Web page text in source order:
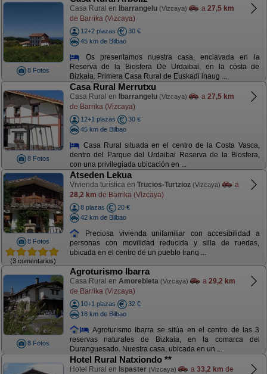
8 Fotos
Casa Rural en Ibarrangelu (Vizcaya) a 27,5 km
de Barrika (Vizcaya)
12+2 plazas
30 €
45 km de Bilbao
Os presentamos nuestra casa, enclavada en la
Reserva de la Biosfera De Urdaibai, en la costa de
Bizkaia. Primera Casa Rural de Euskadi inaug ...
8 Fotos
Casa Rural Merrutxu
Casa Rural en Ibarrangelu (Vizcaya) a 27,5 km
de Barrika (Vizcaya)
12+1 plazas
30 €
45 km de Bilbao
Casa Rural situada en el centro de la Costa Vasca,
dentro del Parque del Urdaibai Reserva de la Biosfera,
con una privilegiada ubicación en ...
8 Fotos
(3 comentarios)
Atseden Lekua
Vivienda turística en Trucios-Turtzioz (Vizcaya)
a
28,2 km de Barrika (Vizcaya)
8 plazas
20 €
42 km de Bilbao
Preciosa vivienda unifamiliar con accesibilidad a
personas con movilidad reducida y silla de ruedas,
ubicada en el centro de un pueblo tranq ...
8 Fotos
Agroturismo Ibarra
Casa Rural en Amorebieta (Vizcaya) a 29,2 km
de Barrika (Vizcaya)
10+1 plazas
32 €
18 km de Bilbao
Agroturismo Ibarra se sitúa en el centro de las 3
reservas naturales de Bizkaia, en la comarca del
Duranguesado. Nuestra casa, ubicada en un ...
Hotel Rural Natxiondo **
Hotel Rural en Ispaster (Vizcaya) a 33,2 km de